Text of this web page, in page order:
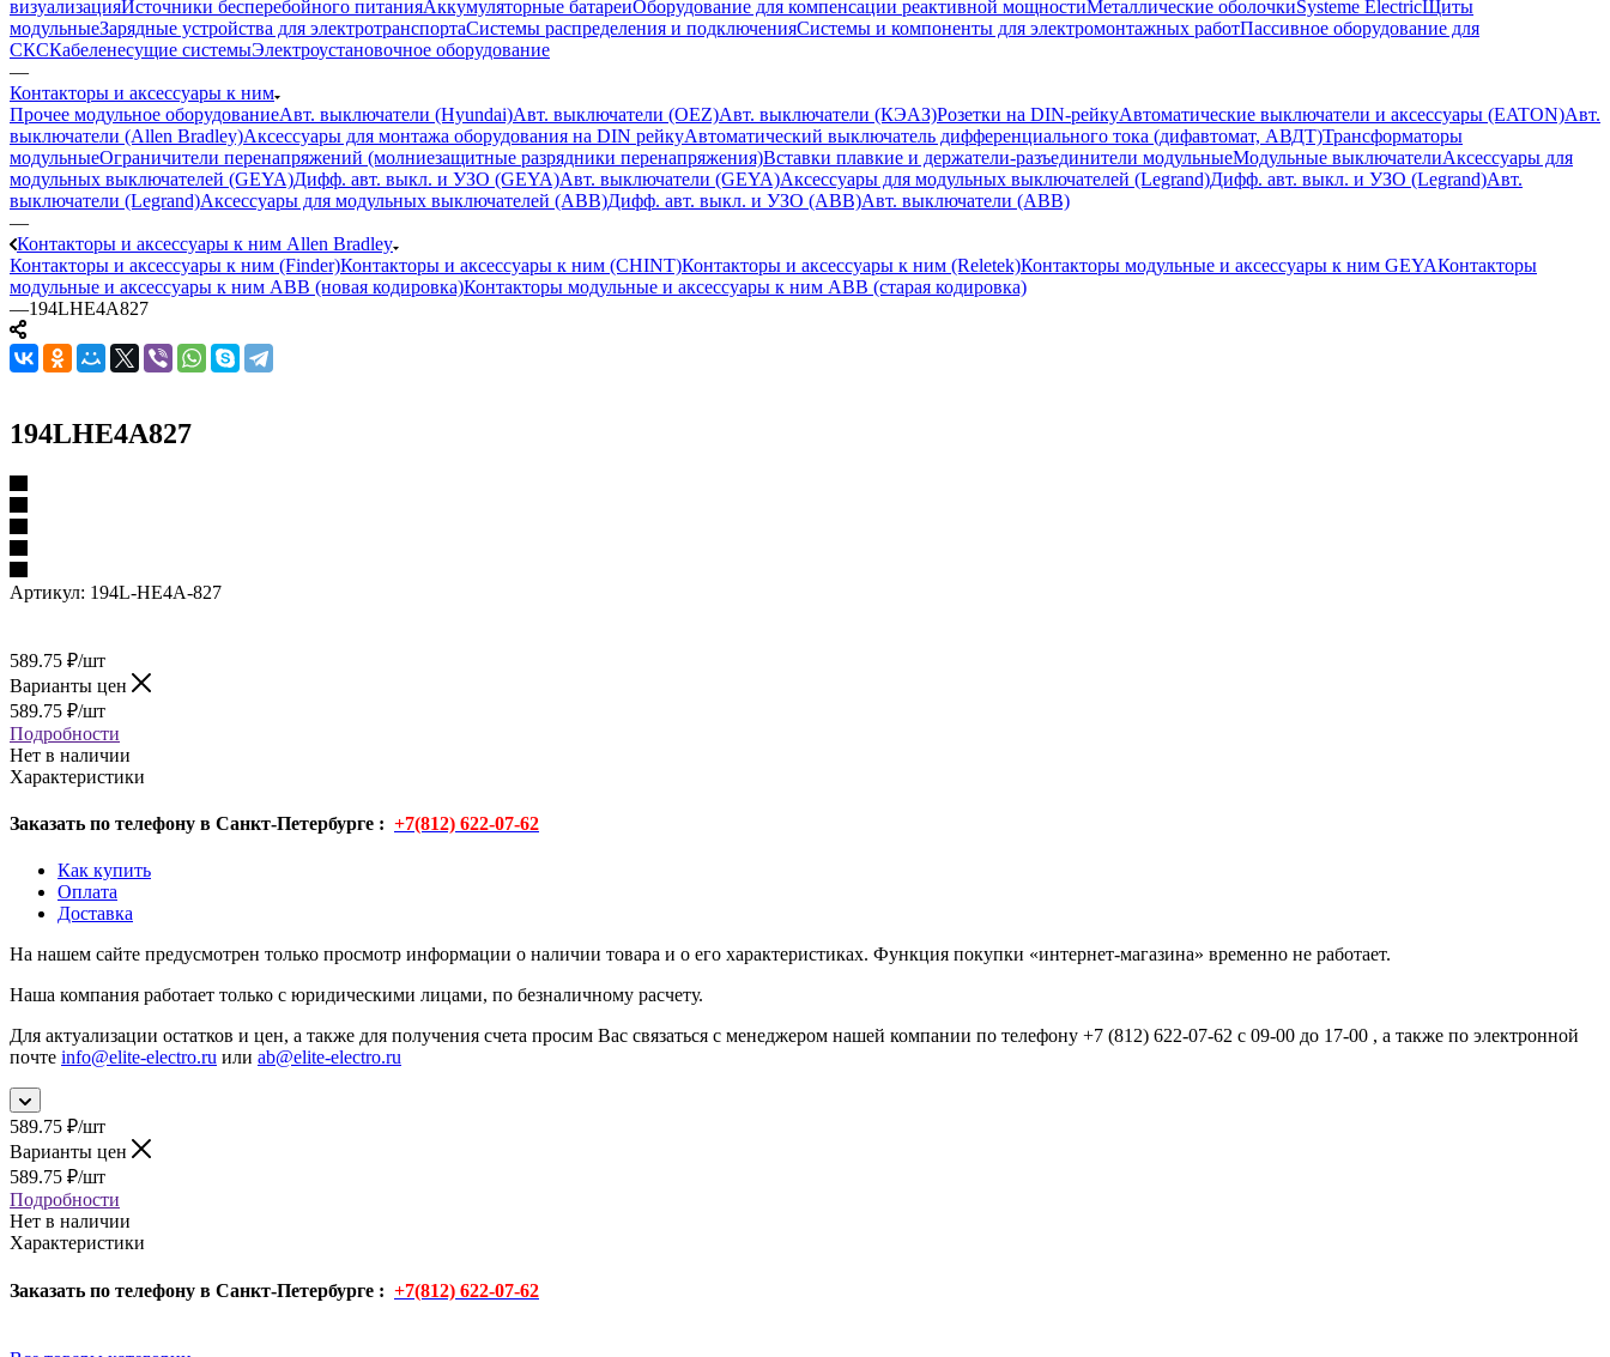
визуализацияИсточники бесперебойного питанияАккумуляторные батареиОборудование для компенсации реактивной мощностиМеталлические оболочкиSysteme ElectricЩиты
модульныеЗарядные устройства для электротранспортаСистемы распределения и подключенияСистемы и компоненты для электромонтажных работПассивное оборудование для
СКСКабеленесущие системыЭлектроустановочное оборудование
—
Контакторы и аксессуары к ним
Прочее модульное оборудованиеАвт. выключатели (Hyundai)Авт. выключатели (OEZ)Авт. выключатели (КЭАЗ)Розетки на DIN-рейкуАвтоматические выключатели и аксессуары (EATON)Авт.
выключатели (Allen Bradley)Аксессуары для монтажа оборудования на DIN рейкуАвтоматический выключатель дифференциального тока (дифавтомат, АВДТ)Трансформаторы
модульныеОграничители перенапряжений (молниезащитные разрядники перенапряжения)Вставки плавкие и держатели-разъединители модульныеМодульные выключателиАксессуары для
модульных выключателей (GEYA)Дифф. авт. выкл. и УЗО (GEYA)Авт. выключатели (GEYA)Аксессуары для модульных выключателей (Legrand)Дифф. авт. выкл. и УЗО (Legrand)Авт.
выключатели (Legrand)Аксессуары для модульных выключателей (ABB)Дифф. авт. выкл. и УЗО (ABB)Авт. выключатели (ABB)
—
Контакторы и аксессуары к ним Allen Bradley
Контакторы и аксессуары к ним (Finder)Контакторы и аксессуары к ним (CHINT)Контакторы и аксессуары к ним (Reletek)Контакторы модульные и аксессуары к ним GEYAКонтакторы
модульные и аксессуары к ним ABB (новая кодировка)Контакторы модульные и аксессуары к ним ABB (старая кодировка)
—194LHE4A827
194LHE4A827
Артикул: 194L-HE4A-827
589.75 ₽/шт
Варианты цен
589.75 ₽/шт
Подробности
Нет в наличии
Характеристики
Заказать по телефону в Санкт-Петербурге : +7(812) 622-07-62
Как купить
Оплата
Доставка
На нашем сайте предусмотрен только просмотр информации о наличии товара и о его характеристиках. Функция покупки «интернет-магазина» временно не работает.
Наша компания работает только с юридическими лицами, по безналичному расчету.
Для актуализации остатков и цен, а также для получения счета просим Вас связаться с менеджером нашей компании по телефону +7 (812) 622-07-62 с 09-00 до 17-00 , а также по электронной
почте info@elite-electro.ru или ab@elite-electro.ru
589.75 ₽/шт
Варианты цен
589.75 ₽/шт
Подробности
Нет в наличии
Характеристики
Заказать по телефону в Санкт-Петербурге : +7(812) 622-07-62